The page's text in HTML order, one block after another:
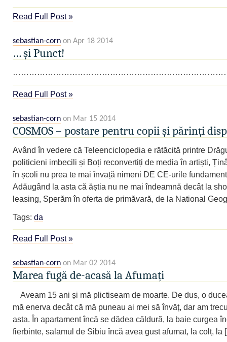
Read Full Post »
sebastian-corn on Apr 18 2014
… și Punct!
Read Full Post »
sebastian-corn on Mar 15 2014
COSMOS – postare pentru copii și părinți
Având în vedere că Teleenciclopedia e rătăcită printre
politicieni imbecili și Boți reconvertiți de media în artiști,
în școli nu prea te mai învață nimeni DE CE-urile
Adăugând la asta că ăștia nu ne mai îndeamnă decât la
leasing, Sperăm în oferta de primăvară, de la National
Tags: da
Read Full Post »
sebastian-corn on Mar 02 2014
Marea fugă de-acasă la Afumați
Aveam 15 ani și mă plictiseam de moarte. De dus, o
mă enerva decât că mă puneau ai mei să învăț, dar am
asta. În apartament încă se dădea căldură, la baie curgea
fierbinte, salamul de Sibiu încă avea gust afumat, la colț, la